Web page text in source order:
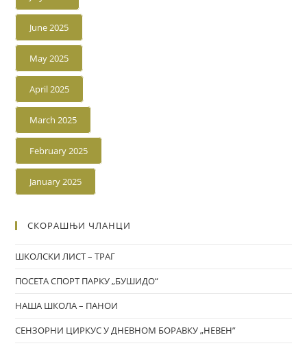
June 2025
May 2025
April 2025
March 2025
February 2025
January 2025
СКОРАШЊИ ЧЛАНЦИ
ШКОЛСКИ ЛИСТ – ТРАГ
ПОСЕТА СПОРТ ПАРКУ „БУШИДО“
НАША ШКОЛА – ПАНОИ
СЕНЗОРНИ ЦИРКУС У ДНЕВНОМ БОРАВКУ „НЕВЕН”